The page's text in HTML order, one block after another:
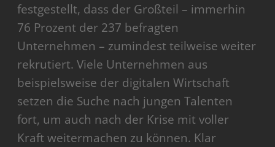
festgestellt, dass der Großteil – immerhin
76 Prozent der 237 befragten
Unternehmen – zumindest teilweise weiter
rekrutiert. Viele Unternehmen aus
beispielsweise der digitalen Wirtschaft
setzen die Suche nach jungen Talenten
fort, um auch nach der Krise mit voller
Kraft weitermachen zu können. Klar